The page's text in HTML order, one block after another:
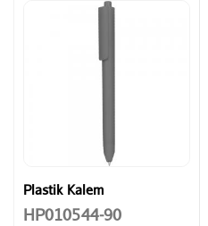
Plastik Kalem
HP010544-90